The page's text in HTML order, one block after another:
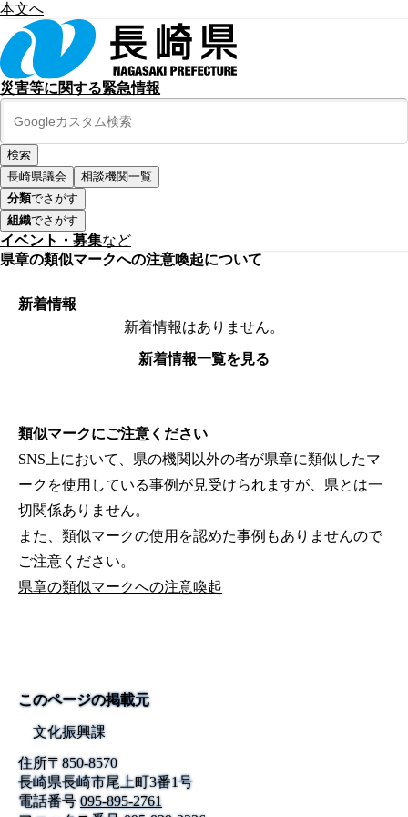
本文へ
災害等に関する緊急情報
長崎県議会
相談機関一覧
分類でさがす
組織でさがす
イベント・募集など
県章の類似マークへの注意喚起について
新着情報
新着情報はありません。
新着情報一覧を見る
類似マークにご注意ください
SNS上において、県の機関以外の者が県章に類似したマ
ークを使用している事例が見受けられますが、県とは一
切関係ありません。
また、類似マークの使用を認めた事例もありませんので
ご注意ください。
県章の類似マークへの注意喚起
このページの掲載元
文化振興課
住所〒850-8570
長崎県長崎市尾上町3番1号
電話番号 095-895-2761